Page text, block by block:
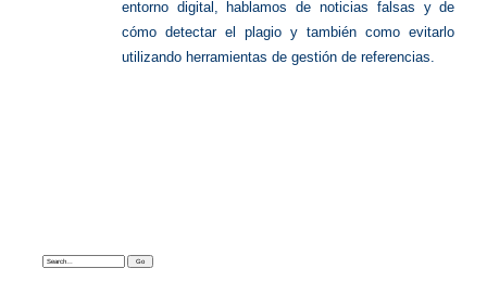
entorno digital, hablamos de noticias falsas y de
cómo detectar el plagio y también como evitarlo
utilizando herramientas de gestión de referencias.
Search: